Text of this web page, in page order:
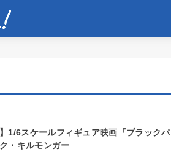
】1/6スケールフィギュア映画『ブラックパ
・キルモンガー